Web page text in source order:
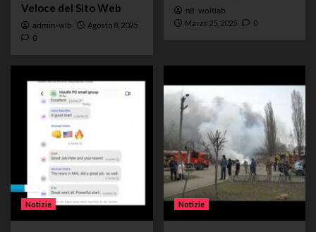
Veloce del Sito Web
admin-wlb Agosto 8, 2025
0
n8-woltlab
Marzo 25, 2025 0
Notizie Notizie